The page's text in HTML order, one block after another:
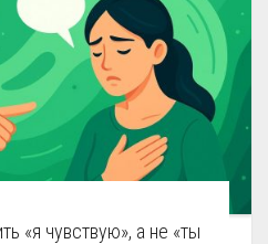
«я чувствую», а не «ты